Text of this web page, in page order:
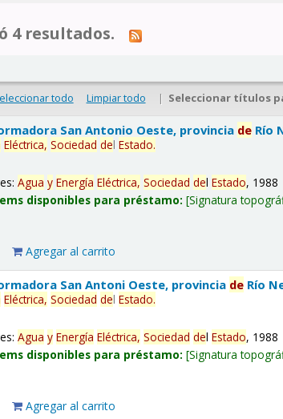
4 resultados.
todo Limpiar todo | Seleccionar títulos
San Antonio Oeste, provincia de Río
Eléctrica, Sociedad delEstado.
Agua y Energía Eléctrica, Sociedad delEstado, 1988
disponibles para préstamo: Signatura
Agregar al carrito
San Antoni Oeste, provincia de Río
Eléctrica, Sociedad delEstado.
Agua y Energía Eléctrica, Sociedad delEstado, 1988
disponibles para préstamo: Signatura
Agregar al carrito